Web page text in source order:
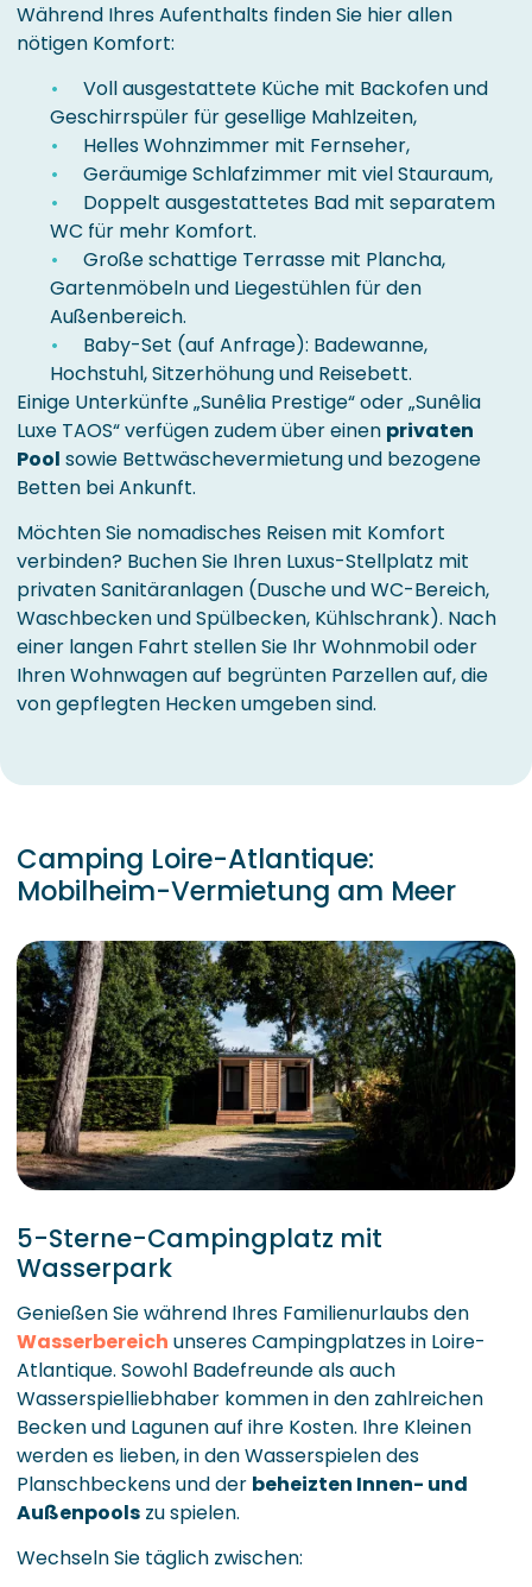
Während Ihres Aufenthalts finden Sie hier allen
nötigen Komfort:
Voll ausgestattete Küche mit Backofen und
Geschirrspüler für gesellige Mahlzeiten,
Helles Wohnzimmer mit Fernseher,
Geräumige Schlafzimmer mit viel Stauraum,
Doppelt ausgestattetes Bad mit separatem
WC für mehr Komfort.
Große schattige Terrasse mit Plancha,
Gartenmöbeln und Liegestühlen für den
Außenbereich.
Baby-Set (auf Anfrage): Badewanne,
Hochstuhl, Sitzerhöhung und Reisebett.
Einige Unterkünfte „Sunêlia Prestige“ oder „Sunêlia
Luxe TAOS“ verfügen zudem über einen privaten
Pool sowie Bettwäschevermietung und bezogene
Betten bei Ankunft.
Möchten Sie nomadisches Reisen mit Komfort
verbinden? Buchen Sie Ihren Luxus-Stellplatz mit
privaten Sanitäranlagen (Dusche und WC-Bereich,
Waschbecken und Spülbecken, Kühlschrank). Nach
einer langen Fahrt stellen Sie Ihr Wohnmobil oder
Ihren Wohnwagen auf begrünten Parzellen auf, die
von gepflegten Hecken umgeben sind.
Camping Loire-Atlantique:
Mobilheim-Vermietung am Meer
5-Sterne-Campingplatz mit
Wasserpark
Genießen Sie während Ihres Familienurlaubs den
Wasserbereich unseres Campingplatzes in Loire-
Atlantique. Sowohl Badefreunde als auch
Wasserspielliebhaber kommen in den zahlreichen
Becken und Lagunen auf ihre Kosten. Ihre Kleinen
werden es lieben, in den Wasserspielen des
Planschbeckens und der beheizten Innen- und
Außenpools zu spielen.
Wechseln Sie täglich zwischen: